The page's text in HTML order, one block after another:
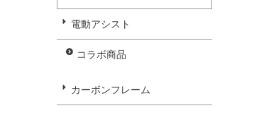
電動アシスト
コラボ商品
カーボンフレーム